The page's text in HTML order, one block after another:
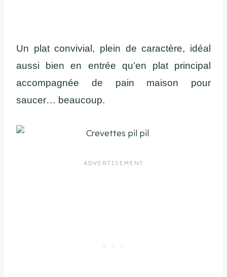
Un plat convivial, plein de caractère, idéal
aussi bien en entrée qu’en plat principal
accompagnée de pain maison pour
saucer… beaucoup.